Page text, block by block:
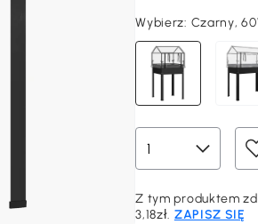
Wybierz: Czarny,
Z tym produktem
3,18zł. ZAPISZ SIĘ